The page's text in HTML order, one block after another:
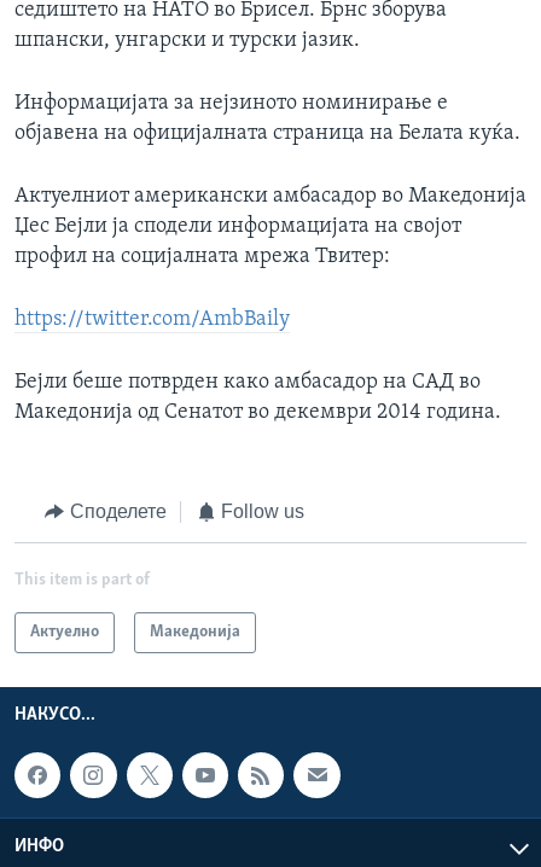
седиштето на НАТО во Брисел. Брнс зборува
шпански, унгарски и турски јазик.
Информацијата за нејзиното номинирање е
објавена на официјалната страница на Белата куќа.
Актуелниот американски амбасадор во Македонија
Џес Бејли ја сподели информацијата на својот
профил на социјалната мрежа Твитер:
https://twitter.com/AmbBaily
Бејли беше потврден како амбасадор на САД во
Македонија од Сенатот во декември 2014 година.
Споделете Follow us
This item is part of
Актуелно Македонија
НАКУСО...
ИНФО